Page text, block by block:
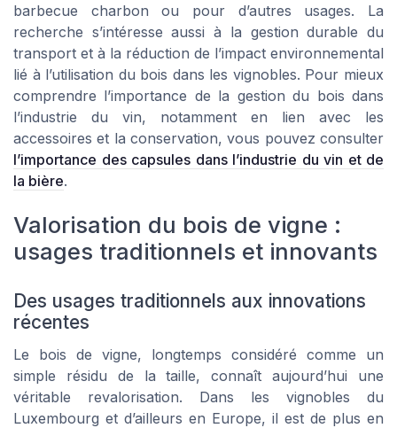
barbecue charbon ou pour d’autres usages. La
recherche s’intéresse aussi à la gestion durable du
transport et à la réduction de l’impact environnemental
lié à l’utilisation du bois dans les vignobles. Pour mieux
comprendre l’importance de la gestion du bois dans
l’industrie du vin, notamment en lien avec les
accessoires et la conservation, vous pouvez consulter
l’importance des capsules dans l’industrie du vin et de
la bière.
Valorisation du bois de vigne :
usages traditionnels et innovants
Des usages traditionnels aux innovations
récentes
Le bois de vigne, longtemps considéré comme un
simple résidu de la taille, connaît aujourd’hui une
véritable revalorisation. Dans les vignobles du
Luxembourg et d’ailleurs en Europe, il est de plus en